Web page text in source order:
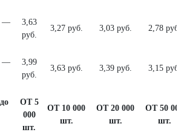
—
3,63
руб.
3,27 руб. 3,03 руб. 2,78 руб.
—
3,99
руб.
3,63 руб. 3,39 руб. 3,15 руб.
ОТ 5
000
шт.
ОТ 10 000
шт.
ОТ 20 000
шт.
ОТ 50 000
шт.